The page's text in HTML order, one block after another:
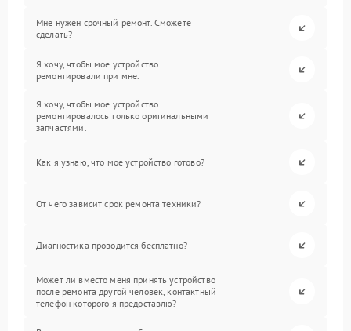
Мне нужен срочный ремонт. Сможете
сделать?
Я хочу, чтобы мое устройство
ремонтировали при мне.
Я хочу, чтобы мое устройство
ремонтировалось только оригинальными
запчастями.
Как я узнаю, что мое устройство готово?
От чего зависит срок ремонта техники?
Диагностика проводится бесплатно?
Может ли вместо меня принять устройство
после ремонта другой человек, контактный
телефон которого я предоставлю?